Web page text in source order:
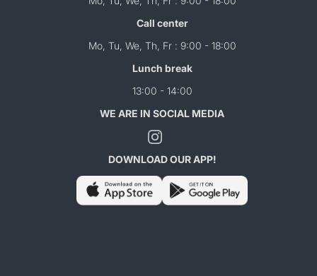
Call center
Mo, Tu, We, Th, Fr : 9:00 - 18:00
Lunch break
13:00 - 14:00
WE ARE IN SOCIAL MEDIA
DOWNLOAD OUR APP!